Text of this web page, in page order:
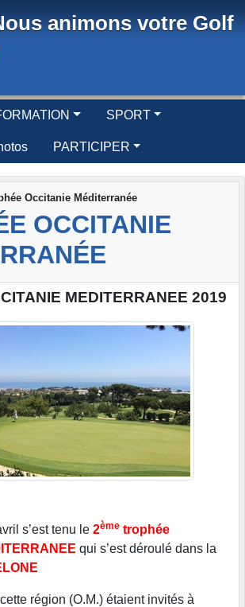
animons votre Golf
SPORT
PARTICIPER
Occitanie Méditerranée
OCCITANIE
MEDITERRANEE 2019
s’est tenu le 2ème trophée
qui s’est déroulé dans la
région (O.M.) étaient invités à
des cookies